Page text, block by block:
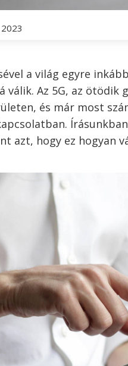
a világ egyre
válik. Az 5G, az ötödik
és már most
azt, hogy ez hogyan